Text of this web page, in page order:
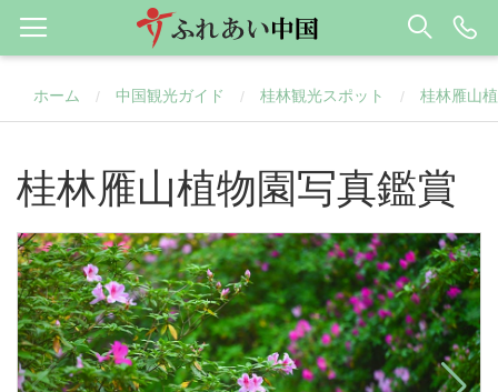
ホーム / 中国観光ガイド / 桂林観光スポット / 桂林雁山
桂林雁山植物園写真鑑賞